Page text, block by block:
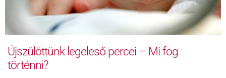
Újszülöttünk legeleső percei – Mi fog
történni?